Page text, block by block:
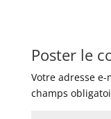
Poster le
Votre adresse
champs